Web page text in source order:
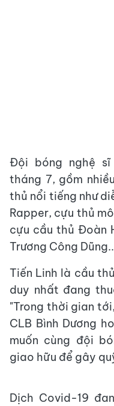
Đội bóng nghệ
tháng 7, gồm
thủ nổi tiếng như
Rapper, cựu thủ
cựu cầu thủ Đoàn
Trương Công
Tiến Linh là cầu
duy nhất đang
"Trong thời gian
CLB Bình Dương
muốn cùng đội
giao hữu để gây
Dịch Covid-19